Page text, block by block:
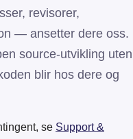
revisorer,
— ansetter dere oss.
source-utvikling uten
blir hos dere og
se Support &